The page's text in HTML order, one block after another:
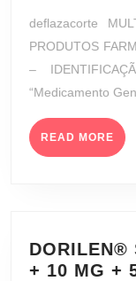
deflazacorte
PRODUTOS
–
“Medicamento
READ MORE
DORILEN®
+ 10 MG +